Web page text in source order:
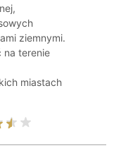
ziemnymi.
na terenie
miastach